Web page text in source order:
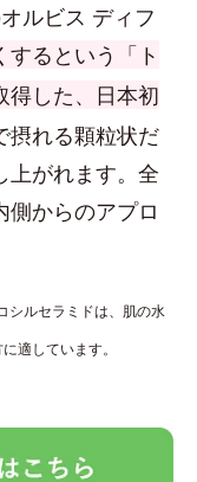
オルビス ディフ
するという「ト
得した、日本初
摂れる顆粒状だ
上がれます。全
側からのアプロ
シルセラミドは、肌の水
適しています。